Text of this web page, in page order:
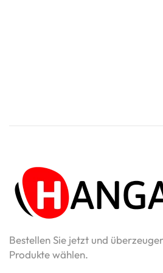
Bestellen Sie jetzt und
Produkte wählen.